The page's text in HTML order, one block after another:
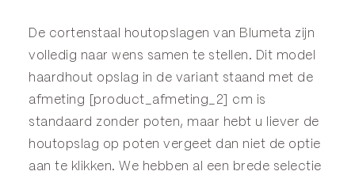
De cortenstaal houtopslagen van Blumeta zijn
volledig naar wens samen te stellen. Dit model
haardhout opslag in de variant staand met de
afmeting [product_afmeting_2] cm is
standaard zonder poten, maar hebt u liever de
houtopslag op poten vergeet dan niet de optie
aan te klikken. We hebben al een brede selectie